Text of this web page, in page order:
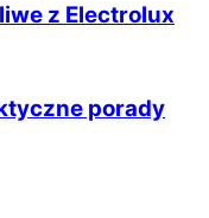
z Electrolux
porady